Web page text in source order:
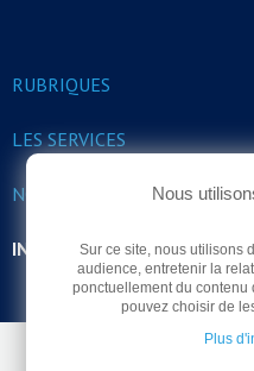
RUBRIQUES
LES SERVICES
NOS HORAIRES
INFORMATIONS
Nous
Sur ce site, nous utilisons
audience, entretenir la
ponctuellement du contenu
pouvez choisir de
Plus